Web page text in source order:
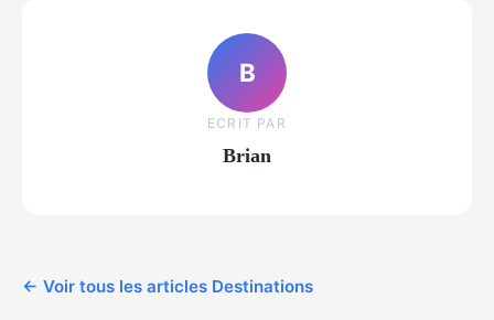
B
ECRIT PAR
Brian
← Voir tous les articles Destinations